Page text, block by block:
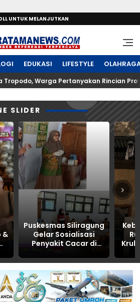
UNTUK MELANJUTKAN
Referensi Terpercaya
EDUKASI LIFESTYLE
Warga Pertanyakan Rincian Proyek
SLIDER
&
Puskesmas Siliragung
Gelar Sosialisasi
Penyakit Cacar di